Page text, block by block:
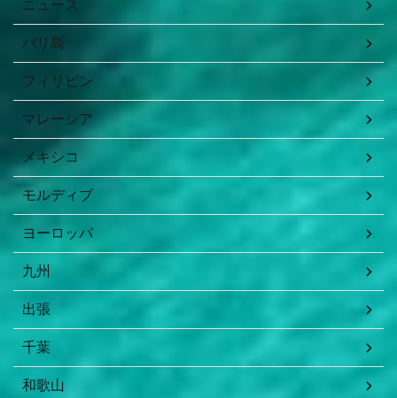
ニュース
バリ島
フィリピン
マレーシア
メキシコ
モルディブ
ヨーロッパ
九州
出張
千葉
和歌山